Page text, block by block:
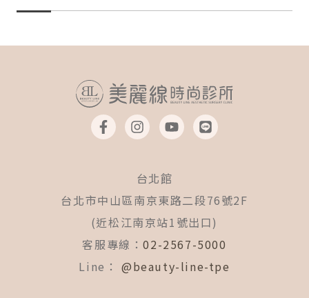
F
a
c
o
k
-
f
I
n
s
a
g
r
a
m
Y
o
u
b
e
L
i
n
台北館
台北市中山區南京東路二段76號2F
(近松江南京站1號出口)
客服專線：02-2567-5000
Line： @beauty-line-tpe